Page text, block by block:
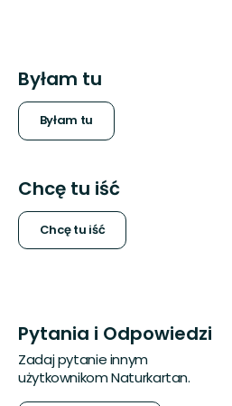
Byłam tu
Byłam tu
Chcę tu iść
Chcę tu iść
Pytania i Odpowiedzi
Zadaj pytanie innym
użytkownikom Naturkartan.